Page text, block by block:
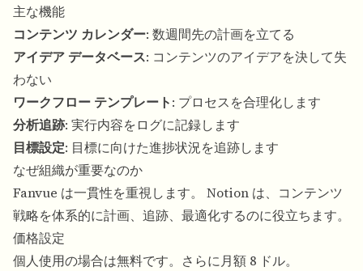
主な機能
コンテンツ カレンダー: 数週間先の計画を立てる
アイデア データベース: コンテンツのアイデアを決して失
わない
ワークフロー テンプレート: プロセスを合理化します
分析追跡: 実行内容をログに記録します
目標設定: 目標に向けた進捗状況を追跡します
なぜ組織が重要なのか
Fanvue は一貫性を重視します。 Notion は、コンテンツ
戦略を体系的に計画、追跡、最適化するのに役立ちます。
価格設定
個人使用の場合は無料です。さらに月額 8 ドル。